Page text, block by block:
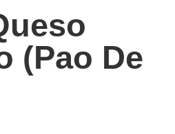
(Pao De